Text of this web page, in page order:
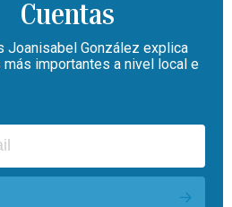
Cuentas
Joanisabel González explica
importantes a nivel local e